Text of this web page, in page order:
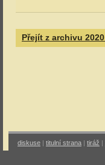
Přejít z archivu
diskuse | titulní strana | tiráž |